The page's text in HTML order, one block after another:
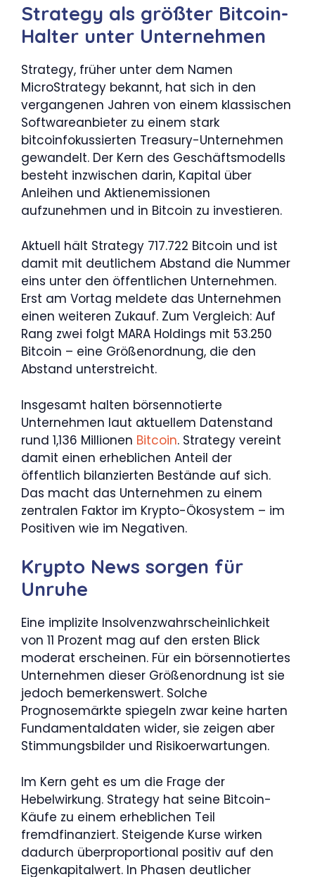
Strategy als größter Bitcoin-
Halter unter Unternehmen
Strategy, früher unter dem Namen
MicroStrategy bekannt, hat sich in den
vergangenen Jahren von einem klassischen
Softwareanbieter zu einem stark
bitcoinfokussierten Treasury-Unternehmen
gewandelt. Der Kern des Geschäftsmodells
besteht inzwischen darin, Kapital über
Anleihen und Aktienemissionen
aufzunehmen und in Bitcoin zu investieren.
Aktuell hält Strategy 717.722 Bitcoin und ist
damit mit deutlichem Abstand die Nummer
eins unter den öffentlichen Unternehmen.
Erst am Vortag meldete das Unternehmen
einen weiteren Zukauf. Zum Vergleich: Auf
Rang zwei folgt MARA Holdings mit 53.250
Bitcoin – eine Größenordnung, die den
Abstand unterstreicht.
Insgesamt halten börsennotierte
Unternehmen laut aktuellem Datenstand
rund 1,136 Millionen Bitcoin. Strategy vereint
damit einen erheblichen Anteil der
öffentlich bilanzierten Bestände auf sich.
Das macht das Unternehmen zu einem
zentralen Faktor im Krypto-Ökosystem – im
Positiven wie im Negativen.
Krypto News sorgen für
Unruhe
Eine implizite Insolvenzwahrscheinlichkeit
von 11 Prozent mag auf den ersten Blick
moderat erscheinen. Für ein börsennotiertes
Unternehmen dieser Größenordnung ist sie
jedoch bemerkenswert. Solche
Prognosemärkte spiegeln zwar keine harten
Fundamentaldaten wider, sie zeigen aber
Stimmungsbilder und Risikoerwartungen.
Im Kern geht es um die Frage der
Hebelwirkung. Strategy hat seine Bitcoin-
Käufe zu einem erheblichen Teil
fremdfinanziert. Steigende Kurse wirken
dadurch überproportional positiv auf den
Eigenkapitalwert. In Phasen deutlicher